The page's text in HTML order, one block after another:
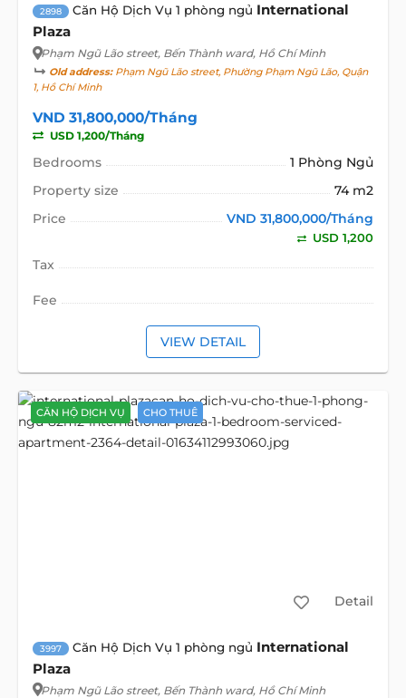
2898 Căn Hộ Dịch Vụ 1 phòng ngủ International
Plaza
Phạm Ngũ Lão street, Bến Thành ward, Hồ Chí Minh
Old address:Phạm Ngũ Lão street, Phường Phạm Ngũ Lão, Quận
1, Hồ Chí Minh
VND 31,800,000/Tháng
USD 1,200/Tháng
Bedrooms
1 Phòng Ngủ
Property size
74 m2
Price
VND 31,800,000/Tháng
USD 1,200
Tax
Fee
VIEW DETAIL
CĂN HỘ DỊCH VỤ CHO THUÊ
Detail
3997 Căn Hộ Dịch Vụ 1 phòng ngủ International
Plaza
Phạm Ngũ Lão street, Bến Thành ward, Hồ Chí Minh